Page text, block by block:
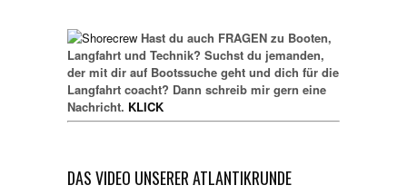
Hast du auch FRAGEN zu Booten,
Langfahrt und Technik? Suchst du jemanden,
der mit dir auf Bootssuche geht und dich für die
Langfahrt coacht? Dann schreib mir gern eine
Nachricht. KLICK
DAS VIDEO UNSERER ATLANTIKRUNDE